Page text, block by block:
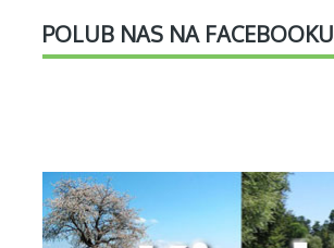
POLUB NAS NA FACEBOOKU